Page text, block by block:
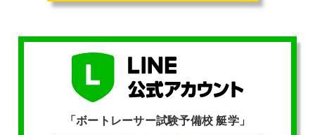
「ボートレーサー試験予備校 艇学」